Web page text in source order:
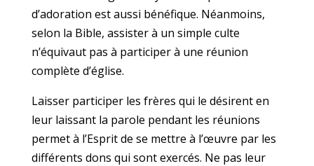
d’adoration est aussi bénéfique. Néanmoins,
selon la Bible, assister à un simple culte
n’équivaut pas à participer à une réunion
complète d’église.
Laisser participer les frères qui le désirent en
leur laissant la parole pendant les réunions
permet à l’Esprit de se mettre à l’œuvre par les
différents dons qui sont exercés. Ne pas leur